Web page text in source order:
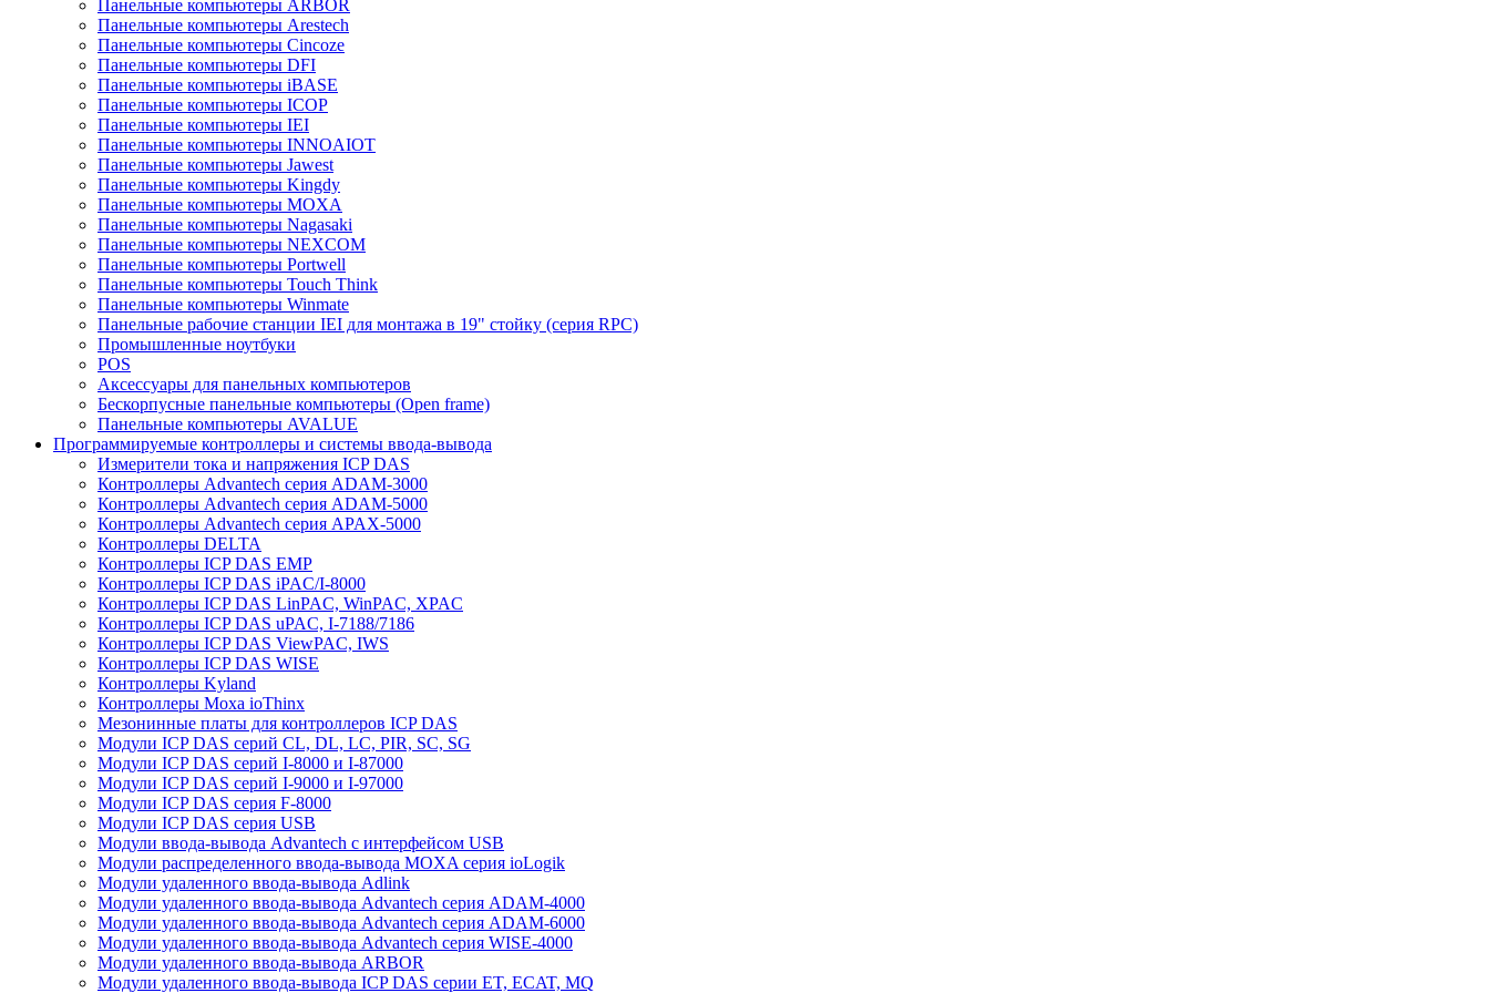
Панельные компьютеры ARBOR
Панельные компьютеры Arestech
Панельные компьютеры Cincoze
Панельные компьютеры DFI
Панельные компьютеры iBASE
Панельные компьютеры ICOP
Панельные компьютеры IEI
Панельные компьютеры INNOAIOT
Панельные компьютеры Jawest
Панельные компьютеры Kingdy
Панельные компьютеры MOXA
Панельные компьютеры Nagasaki
Панельные компьютеры NEXCOM
Панельные компьютеры Portwell
Панельные компьютеры Touch Think
Панельные компьютеры Winmate
Панельные рабочие станции IEI для монтажа в 19" стойку (серия RPC)
Промышленные ноутбуки
POS
Аксессуары для панельных компьютеров
Бескорпусные панельные компьютеры (Open frame)
Панельные компьютеры AVALUE
Программируемые контроллеры и системы ввода-вывода
Измерители тока и напряжения ICP DAS
Контроллеры Advantech серия ADAM-3000
Контроллеры Advantech серия ADAM-5000
Контроллеры Advantech серия APAX-5000
Контроллеры DELTA
Контроллеры ICP DAS EMP
Контроллеры ICP DAS iPAC/I-8000
Контроллеры ICP DAS LinPAC, WinPAC, XPAC
Контроллеры ICP DAS uPAC, I-7188/7186
Контроллеры ICP DAS ViewPAC, IWS
Контроллеры ICP DAS WISE
Контроллеры Kyland
Контроллеры Moxa ioThinx
Мезонинные платы для контроллеров ICP DAS
Модули ICP DAS серий CL, DL, LC, PIR, SC, SG
Модули ICP DAS серий I-8000 и I-87000
Модули ICP DAS серий I-9000 и I-97000
Модули ICP DAS серия F-8000
Модули ICP DAS серия USB
Модули ввода-вывода Advantech с интерфейсом USB
Модули распределенного ввода-вывода MOXA серия ioLogik
Модули удаленного ввода-вывода Adlink
Модули удаленного ввода-вывода Advantech серия ADAM-4000
Модули удаленного ввода-вывода Advantech серия ADAM-6000
Модули удаленного ввода-вывода Advantech серия WISE-4000
Модули удаленного ввода-вывода ARBOR
Модули удаленного ввода-вывода ICP DAS серии ET, ECAT, MQ